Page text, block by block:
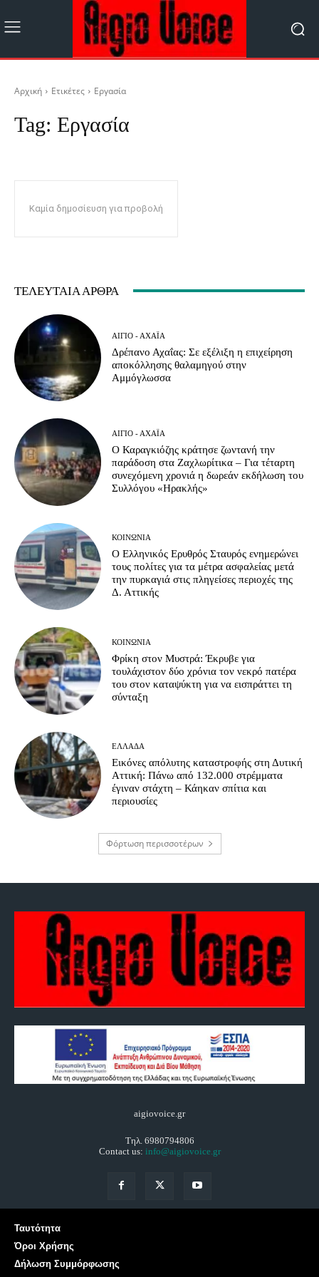
Αρχική Ετικέτες Εργασία
Tag: Εργασία
Καμία δημοσίευση για προβολή
ΤΕΛΕΥΤΑΊΑ ΆΡΘΡΑ
ΑΊΓΙΟ - ΑΧΑΪ́Α
Δρέπανο Αχαΐας: Σε εξέλιξη η επιχείρηση
αποκόλλησης θαλαμηγού στην
Αμμόγλωσσα
ΑΊΓΙΟ - ΑΧΑΪ́Α
Ο Καραγκιόζης κράτησε ζωντανή την
παράδοση στα Ζαχλωρίτικα – Για τέταρτη
συνεχόμενη χρονιά η δωρεάν εκδήλωση του
Συλλόγου «Ηρακλής»
ΚΟΙΝΩΝΊΑ
Ο Ελληνικός Ερυθρός Σταυρός ενημερώνει
τους πολίτες για τα μέτρα ασφαλείας μετά
την πυρκαγιά στις πληγείσες περιοχές της
Δ. Αττικής
ΚΟΙΝΩΝΊΑ
Φρίκη στον Μυστρά: Έκρυβε για
τουλάχιστον δύο χρόνια τον νεκρό πατέρα
του στον καταψύκτη για να εισπράττει τη
σύνταξη
ΕΛΛΆΔΑ
Εικόνες απόλυτης καταστροφής στη Δυτική
Αττική: Πάνω από 132.000 στρέμματα
έγιναν στάχτη – Κάηκαν σπίτια και
περιουσίες
Φόρτωση περισσοτέρων
aigiovoice.gr
Τηλ. 6980794806
Contact us: info@aigiovoice.gr
Ταυτότητα
Όροι Χρήσης
Δήλωση Συμμόρφωσης